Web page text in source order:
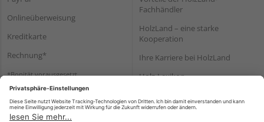
Onlineüberweisung
Kreditkarte
Rechnung*
*Bonität vorausgesetzt
Fachhändler
HolzLand – eine starke
Kooperation
Ihre Karriere bei HolzLand
Holz-Lexikon